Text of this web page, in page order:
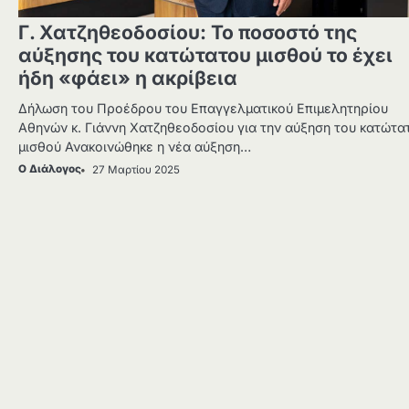
Γ. Χατζηθεοδοσίου: Το ποσοστό της
αύξησης του κατώτατου μισθού το έχει
ήδη «φάει» η ακρίβεια
Δήλωση του Προέδρου του Επαγγελματικού Επιμελητηρίου
Αθηνών κ. Γιάννη Χατζηθεοδοσίου για την αύξηση του
μισθού Ανακοινώθηκε η νέα αύξηση…
Ο Διάλογος 27 Μαρτίου 2025